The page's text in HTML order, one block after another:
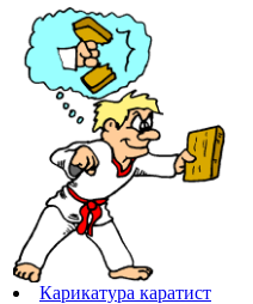
Карикатура каратист